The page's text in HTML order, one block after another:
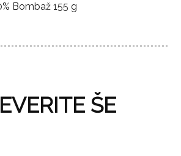
Bombaž 155 g
ŠE